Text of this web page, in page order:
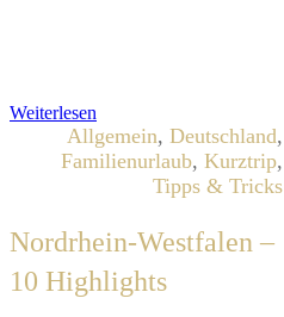
Weiterlesen
Allgemein, Deutschland,
Familienurlaub, Kurztrip,
Tipps & Tricks
Nordrhein-Westfalen –
10 Highlights